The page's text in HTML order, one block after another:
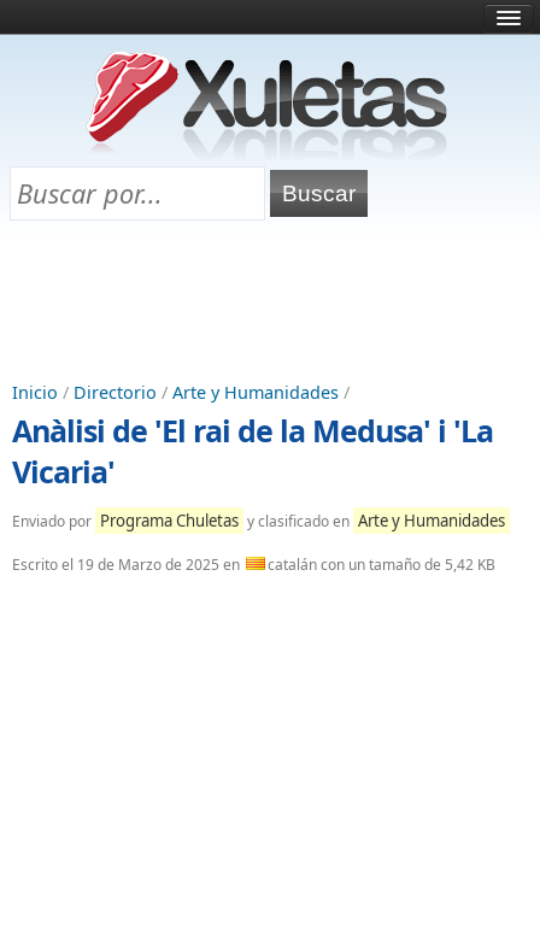
¿Qué es esto?
Directorio
Chuletas para exámenes
Inicio / Directorio / Arte y Humanidades /
Anàlisi de 'El rai de la Medusa' i 'La
Vicaria'
Enviado por Programa Chuletas y clasificado en Arte y Humanidades
Escrito el 19 de Marzo de 2025 en catalán con un tamaño de 5,42 KB